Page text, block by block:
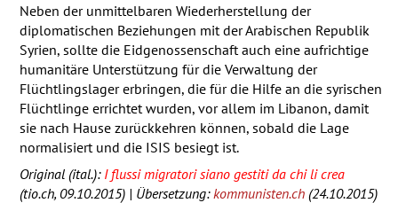
Neben der unmittelbaren Wiederherstellung der
diplomatischen Beziehungen mit der Arabischen Republik
Syrien, sollte die Eidgenossenschaft auch eine aufrichtige
humanitäre Unterstützung für die Verwaltung der
Flüchtlingslager erbringen, die für die Hilfe an die syrischen
Flüchtlinge errichtet wurden, vor allem im Libanon, damit
sie nach Hause zurückkehren können, sobald die Lage
normalisiert und die ISIS besiegt ist.
Original (ital.): I flussi migratori siano gestiti da chi li crea
(tio.ch, 09.10.2015) | Übersetzung: kommunisten.ch(24.10.2015)